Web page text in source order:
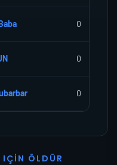
0
0
0
I ÇI N Ö L D Ü R